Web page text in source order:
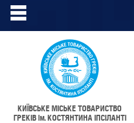
КИЇВСЬКЕ МІСЬКЕ ТОВАРИСТВО
ГРЕКІВім.КОСТЯНТИНА ІПСІЛАНТІ